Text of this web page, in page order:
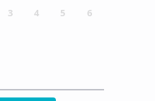
3 4 5 6